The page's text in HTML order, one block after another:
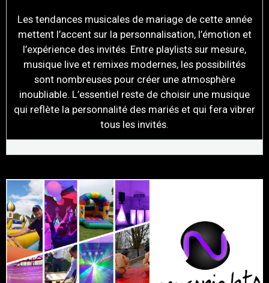
Les tendances musicales de mariage de cette année
mettent l’accent sur la personnalisation, l’émotion et
l’expérience des invités. Entre playlists sur mesure,
musique live et remixes modernes, les possibilités
sont nombreuses pour créer une atmosphère
inoubliable. L’essentiel reste de choisir une musique
qui reflète la personnalité des mariés et qui fera vibrer
tous les invités.